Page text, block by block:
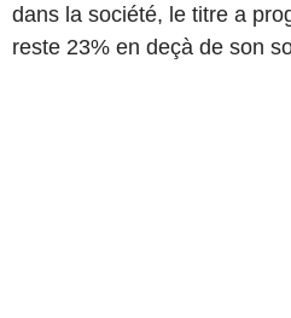
dans la société, le titre a
reste 23% en deçà de son